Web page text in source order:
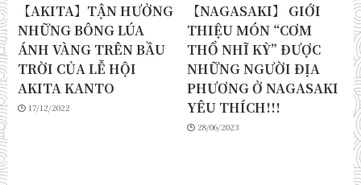
【AKITA】TẬN HƯỞNG
NHỮNG BÔNG LÚA
ÁNH VÀNG TRÊN BẦU
TRỜI CỦA LỄ HỘI
AKITA KANTO
17/12/2022
【NAGASAKI】 GIỚI
THIỆU MÓN “CƠM
THỔ NHĨ KỲ” ĐƯỢC
NHỮNG NGƯỜI ĐỊA
PHƯƠNG Ở NAGASAKI
YÊU THÍCH!!!
28/06/2023